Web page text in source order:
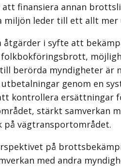
finansiera annan
miljön leder till ett allt
i syfte att
berörda myndigheter är
genom en
kontrollera
stärkt samverkan
vägtransport­området.
på
med andra